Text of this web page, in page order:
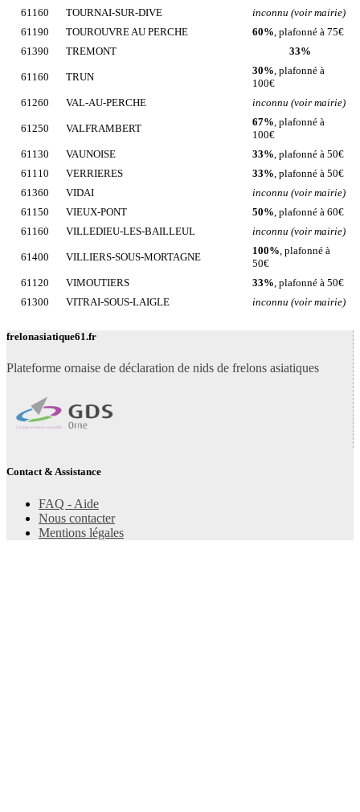
61160
TOURNAI-SUR-DIVE
inconnu (voir mairie)
61190
TOUROUVRE AU PERCHE 60% , plafonné à 75€
61390
TREMONT 33%
61160 TRUN
30% , plafonné à
100€
61260
VAL-AU-PERCHE inconnu (voir mairie)
61250 VALFRAMBERT
67% , plafonné à
100€
61130
VAUNOISE 33% , plafonné à 50€
61110
VERRIERES 33% , plafonné à 50€
61360
VIDAI
inconnu (voir mairie)
61150
VIEUX-PONT 50% , plafonné à 60€
61160
VILLEDIEU-LES-BAILLEUL inconnu (voir mairie)
61400 VILLIERS-SOUS-MORTAGNE
100% , plafonné à
50€
61120
VIMOUTIERS 33% , plafonné à 50€
61300
VITRAI-SOUS-LAIGLE inconnu (voir mairie)
frelonasiatique61.fr
Plateforme ornaise de déclaration de nids de frelons asiatiques
Contact & Assistance
FAQ - Aide
Nous contacter
Mentions légales